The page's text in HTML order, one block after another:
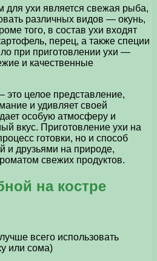
ухи является свежая рыба,
различных видов — окунь,
того, в состав ухи входят
перец, а также специи
при приготовлении ухи —
и качественные
это целое представление,
и удивляет своей
особую атмосферу и
вкус. Приготовление ухи на
готовки, но и способ
и друзьями на природе,
свежих продуктов.
на костре
всего использовать
или сома)